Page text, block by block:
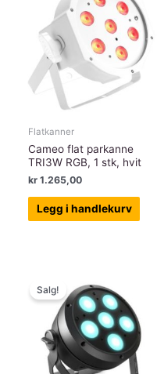
Flatkanner
Cameo flat parkanne
TRI3W RGB, 1 stk, hvit
kr 1.265,00
Legg i handlekurv
Salg!